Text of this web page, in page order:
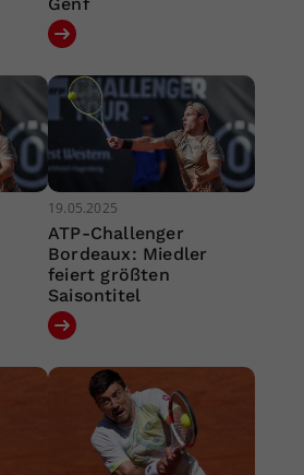
19.05.2025
ATP-Challenger
Bordeaux: Miedler
feiert größten
Saisontitel